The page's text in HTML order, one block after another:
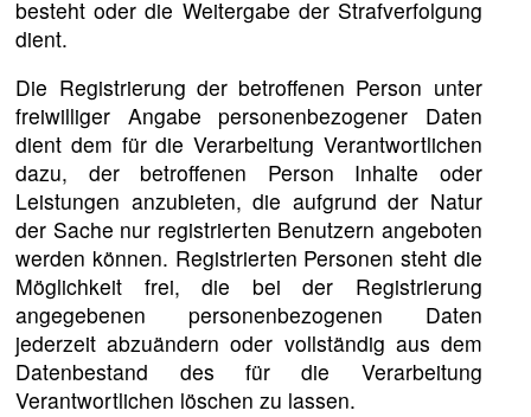
besteht oder die Weitergabe der Strafverfolgung
dient.
Die Registrierung der betroffenen Person unter
freiwilliger Angabe personenbezogener Daten
dient dem für die Verarbeitung Verantwortlichen
dazu, der betroffenen Person Inhalte oder
Leistungen anzubieten, die aufgrund der Natur
der Sache nur registrierten Benutzern angeboten
werden können. Registrierten Personen steht die
Möglichkeit frei, die bei der Registrierung
angegebenen personenbezogenen Daten
jederzeit abzuändern oder vollständig aus dem
Datenbestand des für die Verarbeitung
Verantwortlichen löschen zu lassen.